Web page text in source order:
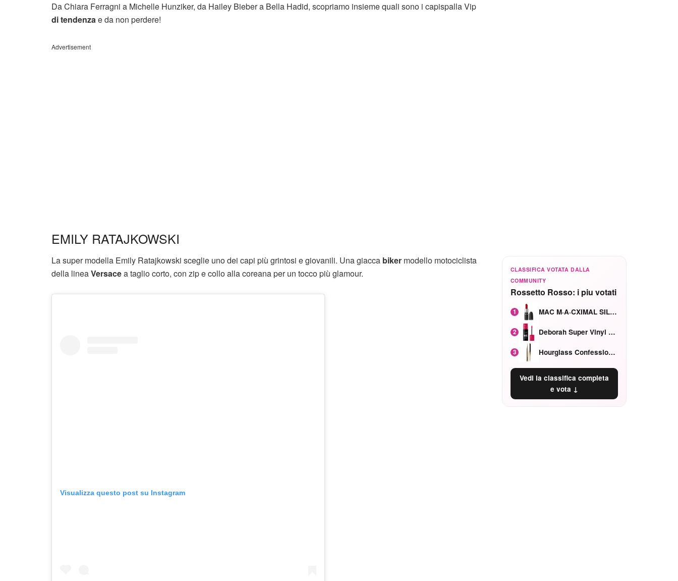
Da Chiara Ferragni a Michelle Hunziker, da Hailey Bieber a Bella Hadid, scopriamo insieme quali sono i capispalla Vip
di tendenzae da non perdere!
Advertisement
EMILY RATAJKOWSKI
La super modella Emily Ratajkowski sceglie uno dei capi più grintosi e giovanili. Una giacca biker modello motociclista
della lineaVersacea taglio corto, con zip e collo alla coreana per un tocco più glamour.
Visualizza questo post su Instagram
CLASSIFICA VOTATA DALLA
COMMUNITY
Rossetto Rosso: i piu votati
1 MAC M·A·CXIMAL SILKY MATTE Red Rock mat
2 Deborah Super Vinyl Shake Rosa Ciliegia
3 Hourglass Confession Ricaricabile Ultra Preciso Ad Alta Intensità Secretly Classic Red
Vedi la classifica completa
e vota ↓